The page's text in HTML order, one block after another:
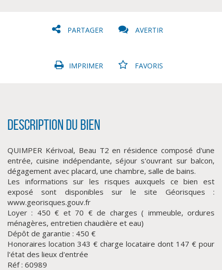
CLIQUER ICI POUR AGRANDIR
PARTAGER AVERTIR
IMPRIMER FAVORIS
Description du bien
QUIMPER Kérivoal, Beau T2 en résidence composé d'une
entrée, cuisine indépendante, séjour s'ouvrant sur balcon,
dégagement avec placard, une chambre, salle de bains.
Les informations sur les risques auxquels ce bien est
exposé sont disponibles sur le site Géorisques :
www.georisques.gouv.fr
Loyer : 450 € et 70 € de charges ( immeuble, ordures
ménagères, entretien chaudière et eau)
Dépôt de garantie : 450 €
Honoraires location 343 € charge locataire dont 147 € pour
l'état des lieux d'entrée
Réf : 60989